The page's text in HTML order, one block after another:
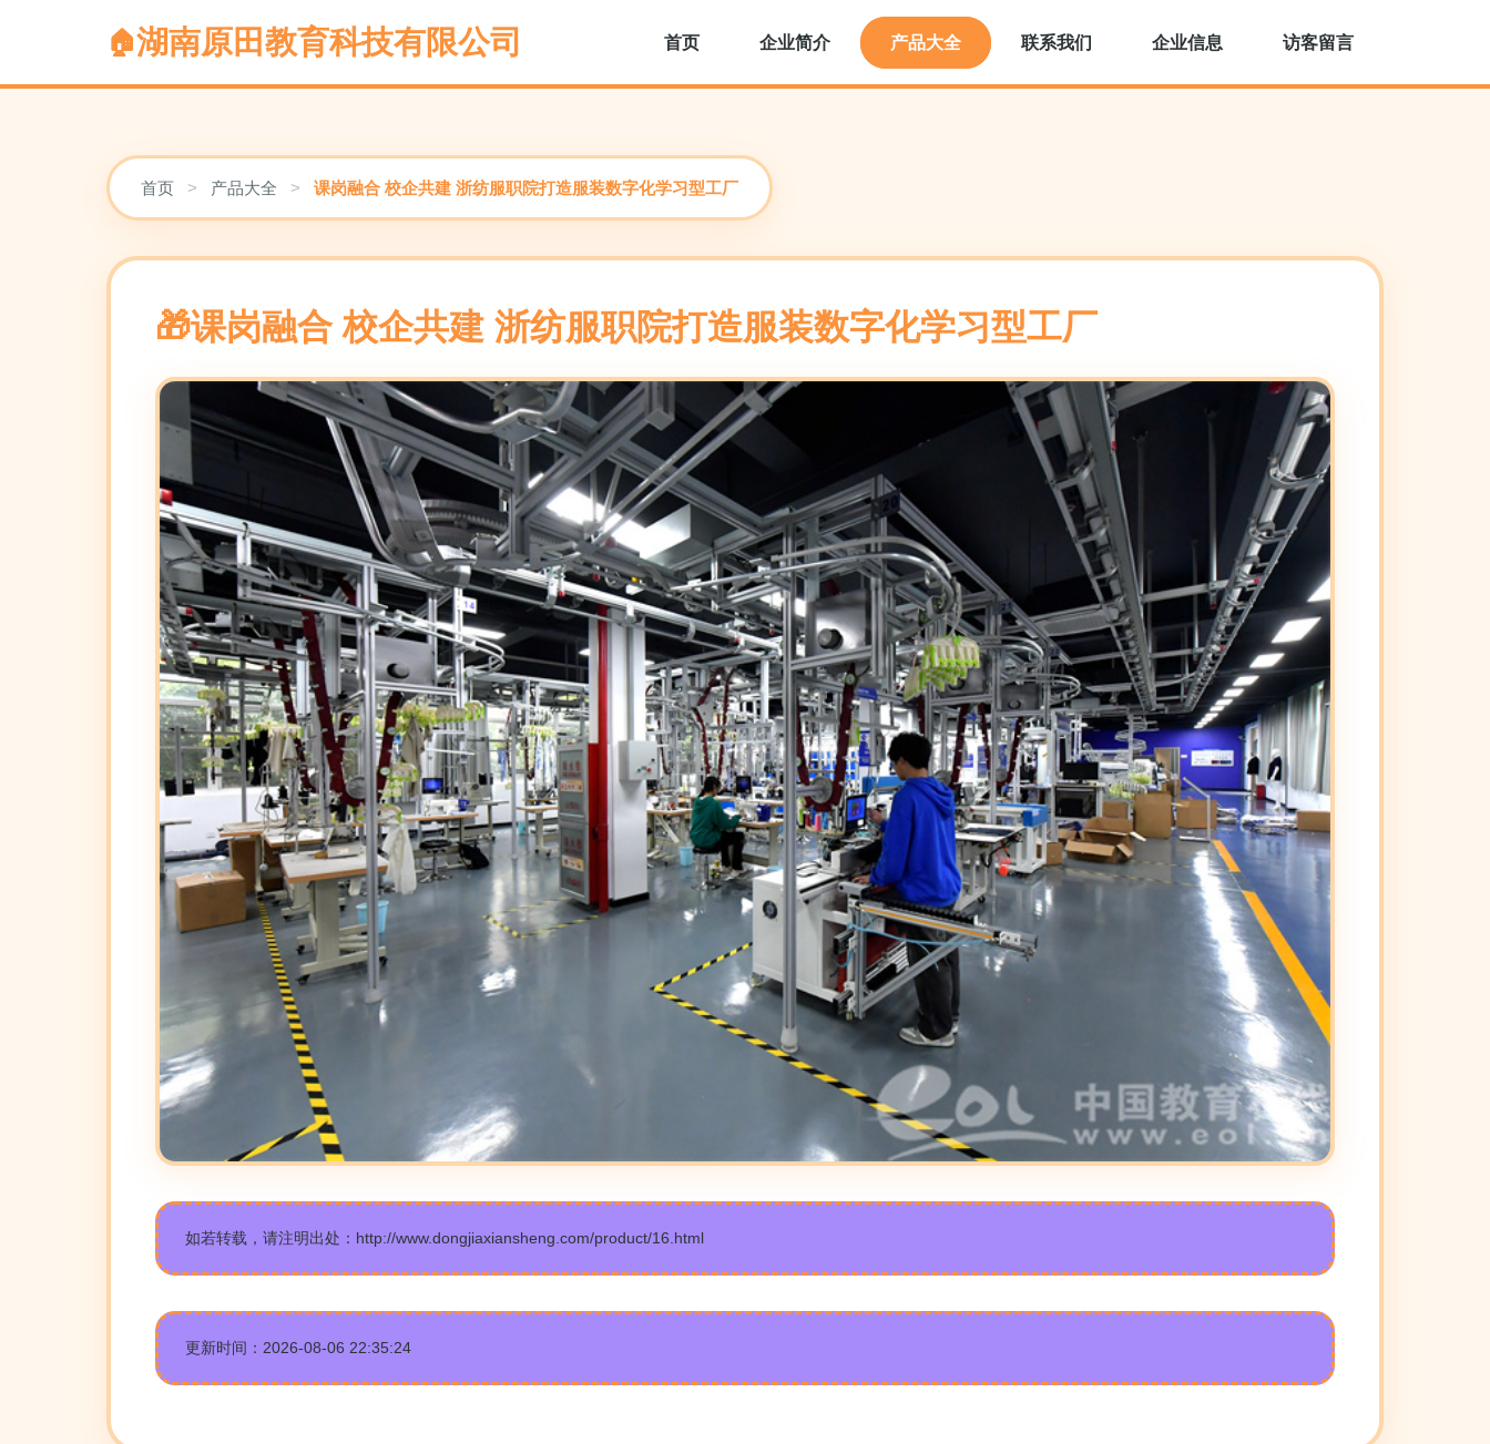
湖南原田教育科技有限公司 首页 企业简介 产品大全 联系我们 企业信息 访客留言
首页 > 产品大全 > 课岗融合 校企共建 浙纺服职院打造服装数字化学习型工厂
课岗融合 校企共建 浙纺服职院打造服装数字化学习型工厂
如若转载，请注明出处：http://www.dongjiaxiansheng.com/product/16.html
更新时间：2026-08-06 22:35:24